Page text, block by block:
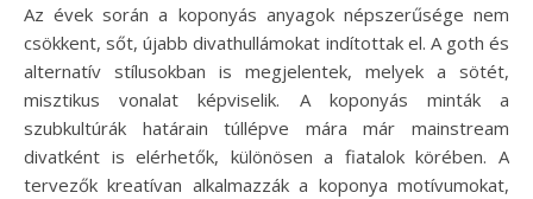
Az évek során a koponyás anyagok népszerűsége nem
csökkent, sőt, újabb divathullámokat indítottak el. A goth és
alternatív stílusokban is megjelentek, melyek a sötét,
misztikus vonalat képviselik. A koponyás minták a
szubkultúrák határain túllépve mára már mainstream
divatként is elérhetők, különösen a fiatalok körében. A
tervezők kreatívan alkalmazzák a koponya motívumokat,